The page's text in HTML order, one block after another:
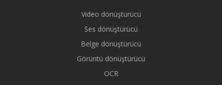
Video dönüştürücü
Ses dönüştürücü
Belge dönüştürücü
Görüntü dönüştürücü
OCR